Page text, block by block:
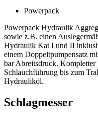
Powerpack
Powerpack Hydraulik
sowie z.B. einen
Hydraulik Kat I und II
einem Doppeltpumpensatz
bar Abreitsdruck.
Schlauchführung bis zum
Hydrauliköl.
Schlagmesser